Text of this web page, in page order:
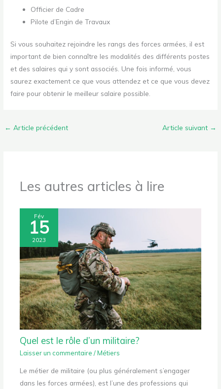
Officier de Cadre
Pilote d’Engin de Travaux
Si vous souhaitez rejoindre les rangs des forces armées, il est
important de bien connaître les modalités des différents postes
et des salaires qui y sont associés. Une fois informé, vous
saurez exactement ce que vous attendez et ce que vous devez
faire pour obtenir le meilleur salaire possible.
← Article précédent Article suivant →
Les autres articles à lire
Fév
15
2023
Quel est le rôle d’un militaire?
Laisser un commentaire /Métiers
Le métier de militaire (ou plus généralement s’engager
dans les forces armées), est l’une des professions qui